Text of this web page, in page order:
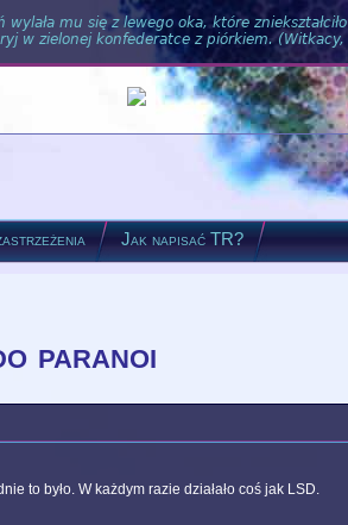
mu się z lewego oka, które
w zielonej konfederatce z piórkiem. (Witkacy,
Jak napisać TR?
paranoi
to było. W każdym razie działało coś jak LSD.